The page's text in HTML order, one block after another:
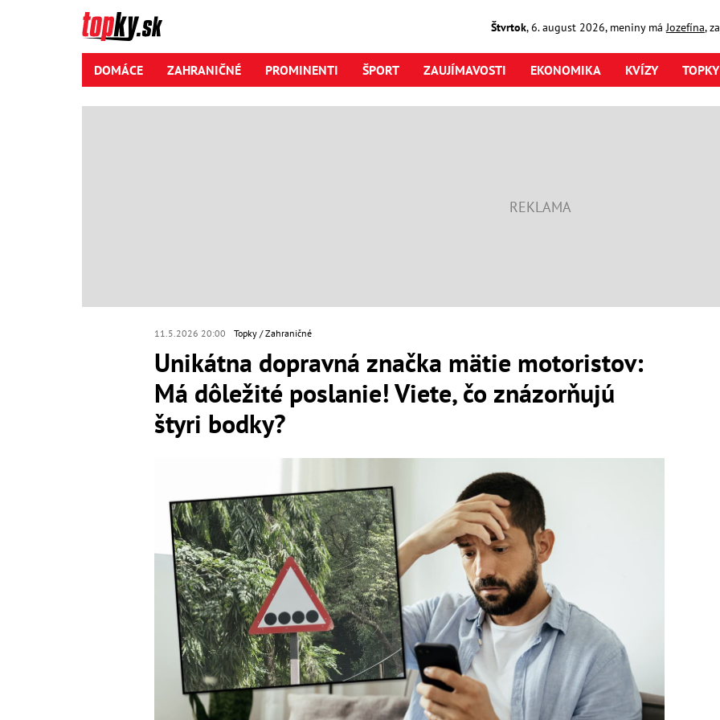
Štvrtok,6. august2026, meniny má Jozefína,
DOMÁCE ZAHRANIČNÉ PROMINENTI ŠPORT ZAUJÍMAVOSTI EKONOMIKA KVÍZY
11.5.2026 20:00 Topky Zahraničné
Unikátna dopravná značka mätie motoristov:
Má dôležité poslanie! Viete, čo znázorňujú
štyri bodky?